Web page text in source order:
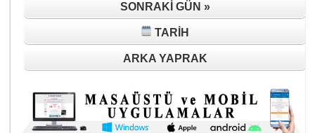
SONRAKI GÜN »
TARIH
ARKA YAPRAK